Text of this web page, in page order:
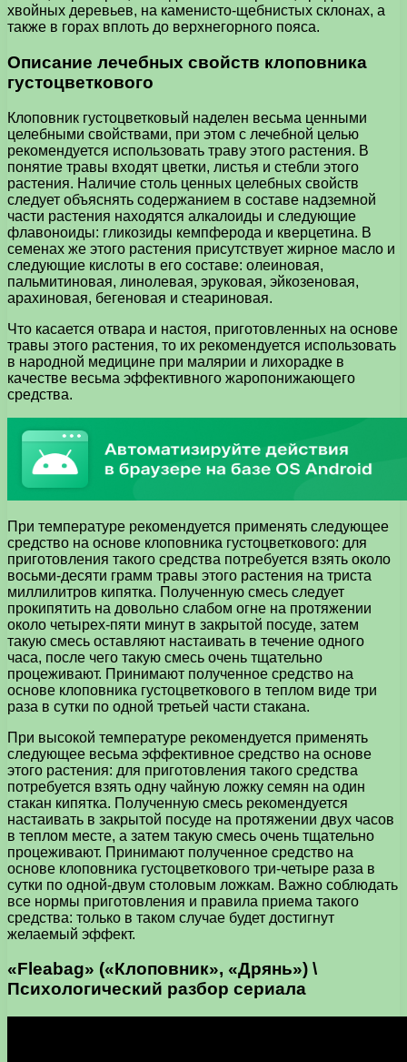
хвойных деревьев, на каменисто-щебнистых склонах, а
также в горах вплоть до верхнегорного пояса.
Описание лечебных свойств клоповника
густоцветкового
Клоповник густоцветковый наделен весьма ценными
целебными свойствами, при этом с лечебной целью
рекомендуется использовать траву этого растения. В
понятие травы входят цветки, листья и стебли этого
растения. Наличие столь ценных целебных свойств
следует объяснять содержанием в составе надземной
части растения находятся алкалоиды и следующие
флавоноиды: гликозиды кемпферода и кверцетина. В
семенах же этого растения присутствует жирное масло и
следующие кислоты в его составе: олеиновая,
пальмитиновая, линолевая, эруковая, эйкозеновая,
арахиновая, бегеновая и стеариновая.
Что касается отвара и настоя, приготовленных на основе
травы этого растения, то их рекомендуется использовать
в народной медицине при малярии и лихорадке в
качестве весьма эффективного жаропонижающего
средства.
При температуре рекомендуется применять следующее
средство на основе клоповника густоцветкового: для
приготовления такого средства потребуется взять около
восьми-десяти грамм травы этого растения на триста
миллилитров кипятка. Полученную смесь следует
прокипятить на довольно слабом огне на протяжении
около четырех-пяти минут в закрытой посуде, затем
такую смесь оставляют настаивать в течение одного
часа, после чего такую смесь очень тщательно
процеживают. Принимают полученное средство на
основе клоповника густоцветкового в теплом виде три
раза в сутки по одной третьей части стакана.
При высокой температуре рекомендуется применять
следующее весьма эффективное средство на основе
этого растения: для приготовления такого средства
потребуется взять одну чайную ложку семян на один
стакан кипятка. Полученную смесь рекомендуется
настаивать в закрытой посуде на протяжении двух часов
в теплом месте, а затем такую смесь очень тщательно
процеживают. Принимают полученное средство на
основе клоповника густоцветкового три-четыре раза в
сутки по одной-двум столовым ложкам. Важно соблюдать
все нормы приготовления и правила приема такого
средства: только в таком случае будет достигнут
желаемый эффект.
«Fleabag» («Клоповник», «Дрянь») \
Психологический разбор сериала